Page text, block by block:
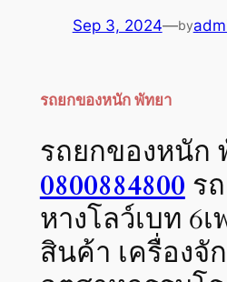
Sep 3, 2024—by
รถยกของหนัก พัทยา
รถยกของหนัก
0800884800 ร
หางโลว์เบท 6
สินค้า เครื่องจั